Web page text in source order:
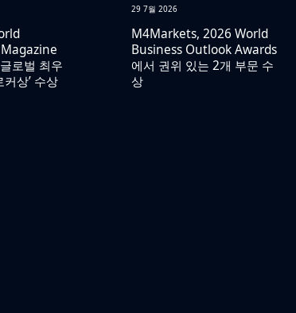
로벌 최우
상’ 수상
29 7월 2026
M4Markets, 2026 World
Business Outlook Awards
에서 권위 있는 2개 부문 수
상